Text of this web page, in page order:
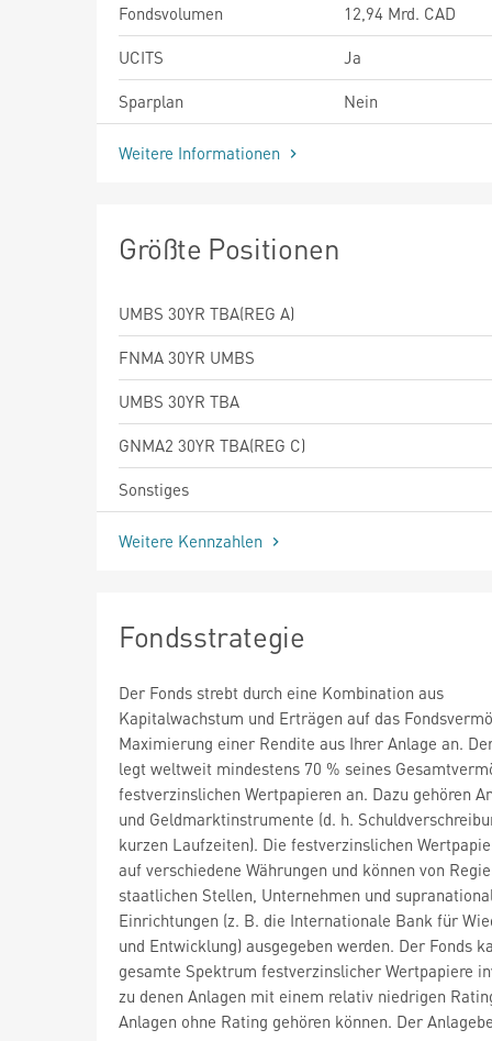
Fondsvolumen
12,94 Mrd. CAD
UCITS
Ja
Sparplan
Nein
Weitere Informationen
Größte Positionen
UMBS 30YR TBA(REG A)
FNMA 30YR UMBS
UMBS 30YR TBA
GNMA2 30YR TBA(REG C)
Sonstiges
Weitere Kennzahlen
Fondsstrategie
Der Fonds strebt durch eine Kombination aus
Kapitalwachstum und Erträgen auf das
Maximierung einer Rendite aus Ihrer Anlage an.
legt weltweit mindestens 70 % seines
festverzinslichen Wertpapieren an. Dazu gehören
und Geldmarktinstrumente (d. h.
kurzen Laufzeiten). Die festverzinslichen
auf verschiedene Währungen und können von
staatlichen Stellen, Unternehmen und
Einrichtungen (z. B. die Internationale Bank für
und Entwicklung) ausgegeben werden. Der Fonds
gesamte Spektrum festverzinslicher Wertpapiere
zu denen Anlagen mit einem relativ niedrigen
Anlagen ohne Rating gehören können. Der